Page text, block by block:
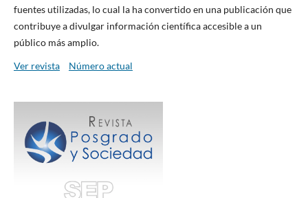
fuentes utilizadas, lo cual la ha convertido en una publicación que
contribuye a divulgar información científica accesible a un
público más amplio.
Ver revista
Número actual